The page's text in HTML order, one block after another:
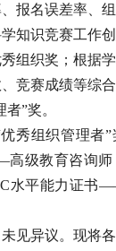
报名误差率、
知识竞赛工作
组织奖；根据
竞赛成绩等综
”奖。
秀组织管理者”
级教育咨询师
水平能力证书
见异议。现将